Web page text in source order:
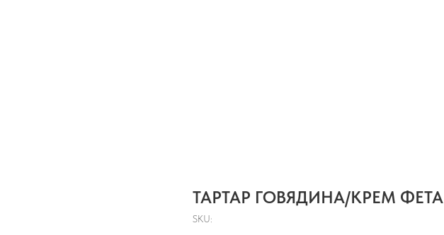
ТАРТАР ГОВЯДИНА/КРЕМ ФЕТА
SKU: